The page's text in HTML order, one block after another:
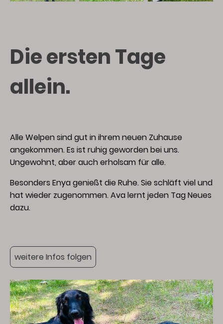
Die ersten Tage
allein.
Alle Welpen sind gut in ihrem neuen Zuhause
angekommen. Es ist ruhig geworden bei uns.
Ungewohnt, aber auch erholsam für alle.
Besonders Enya genießt die Ruhe. Sie schläft viel und
hat wieder zugenommen. Ava lernt jeden Tag Neues
dazu.
weitere Infos folgen